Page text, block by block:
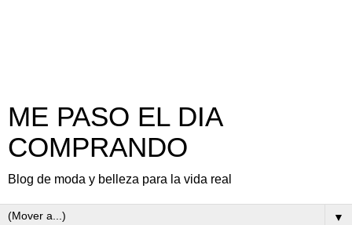
ME PASO EL DIA
COMPRANDO
Blog de moda y belleza para la vida real
▼